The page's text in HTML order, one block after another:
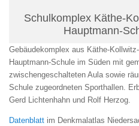
Schulkomplex Käthe-
Hauptmann-
Gebäudekomplex aus Käthe-
Hauptmann-Schule im Süden mit
zwischengeschalteten Aula sowie
Schule zugeordneten Sporthallen.
Gerd Lichtenhahn und Rolf Herzog.
Datenblatt im Denkmalatlas